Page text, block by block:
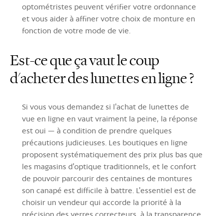
optométristes peuvent vérifier votre ordonnance
et vous aider à affiner votre choix de monture en
fonction de votre mode de vie.
Est-ce que ça vaut le coup
d'acheter des lunettes en ligne ?
Si vous vous demandez si l'achat de lunettes de
vue en ligne en vaut vraiment la peine, la réponse
est oui — à condition de prendre quelques
précautions judicieuses. Les boutiques en ligne
proposent systématiquement des prix plus bas que
les magasins d'optique traditionnels, et le confort
de pouvoir parcourir des centaines de montures
son canapé est difficile à battre. L'essentiel est de
choisir un vendeur qui accorde la priorité à la
précision des verres correcteurs, à la transparence